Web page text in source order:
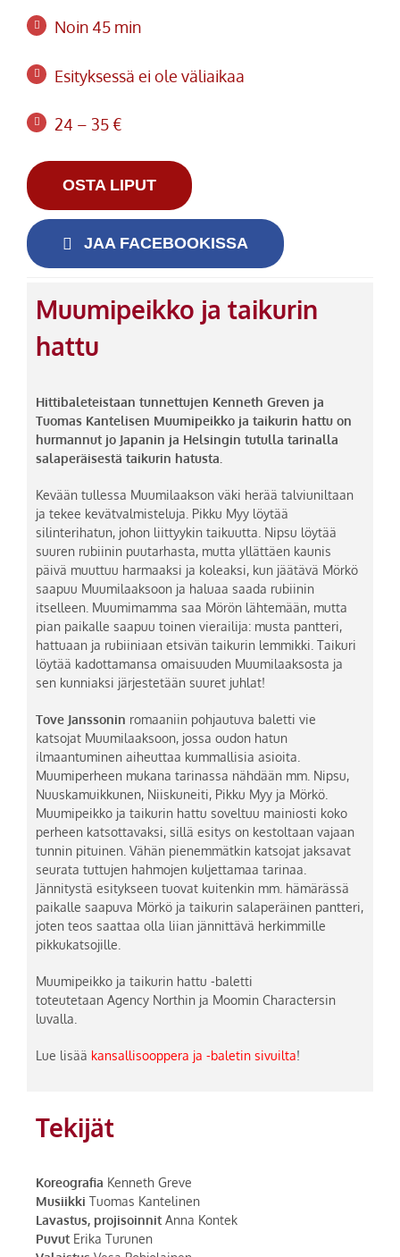
Noin 45 min
Esityksessä ei ole väliaikaa
24 – 35 €
OSTA LIPUT
JAA FACEBOOKISSA
Muumipeikko ja taikurin
hattu
Hittibaleteistaan tunnettujen Kenneth Greven ja
Tuomas Kantelisen Muumipeikko ja taikurin hattu on
hurmannut jo Japanin ja Helsingin tutulla tarinalla
salaperäisestä taikurin hatusta.
Kevään tullessa Muumilaakson väki herää talviuniltaan
ja tekee kevätvalmisteluja. Pikku Myy löytää
silinterihatun, johon liittyykin taikuutta. Nipsu löytää
suuren rubiinin puutarhasta, mutta yllättäen kaunis
päivä muuttuu harmaaksi ja koleaksi, kun jäätävä Mörkö
saapuu Muumilaaksoon ja haluaa saada rubiinin
itselleen. Muumimamma saa Mörön lähtemään, mutta
pian paikalle saapuu toinen vierailija: musta pantteri,
hattuaan ja rubiiniaan etsivän taikurin lemmikki. Taikuri
löytää kadottamansa omaisuuden Muumilaaksosta ja
sen kunniaksi järjestetään suuret juhlat!
Tove Janssonin romaaniin pohjautuva baletti vie
katsojat Muumilaaksoon, jossa oudon hatun
ilmaantuminen aiheuttaa kummallisia asioita.
Muumiperheen mukana tarinassa nähdään mm. Nipsu,
Nuuskamuikkunen, Niiskuneiti, Pikku Myy ja Mörkö.
Muumipeikko ja taikurin hattu soveltuu mainiosti koko
perheen katsottavaksi, sillä esitys on kestoltaan vajaan
tunnin pituinen. Vähän pienemmätkin katsojat jaksavat
seurata tuttujen hahmojen kuljettamaa tarinaa.
Jännitystä esitykseen tuovat kuitenkin mm. hämärässä
paikalle saapuva Mörkö ja taikurin salaperäinen pantteri,
joten teos saattaa olla liian jännittävä herkimmille
pikkukatsojille.
Muumipeikko ja taikurin hattu -baletti
toteutetaan Agency Northin ja Moomin Charactersin
luvalla.
Lue lisää kansallisooppera ja -baletin sivuilta!
Tekijät
Koreografia Kenneth Greve
Musiikki Tuomas Kantelinen
Lavastus, projisoinnit Anna Kontek
Puvut Erika Turunen